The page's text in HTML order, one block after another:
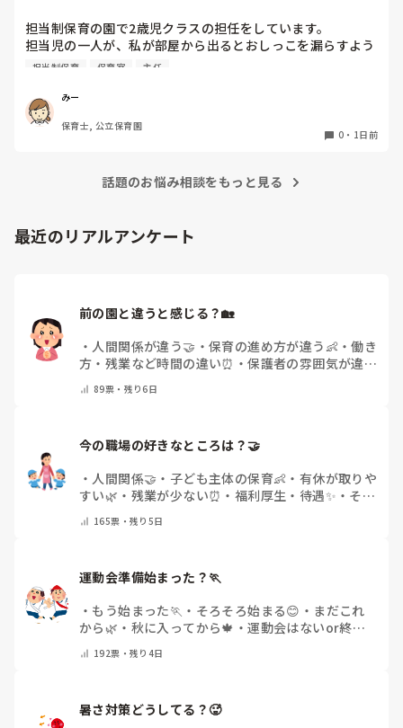
家でもやることはあります。
日常生活すら支障をきたすほどになりました。
椅子に座って作業をすれば？
と、園で言われました。
なので、子ども椅子程度の高さの踏み台に座って、試してみ
ただじっと座っていても、5分も座ればお尻に痛みがきま
体をひねる、少し立ち上がる、体を折りたたむような姿勢に
腰痛、膝痛お持ちの方は、どの程度の痛みで働かれているの
でしょうか。
痛みには強い方と思っていました。
今回は、今少し治まっている痛みがぶり返したどうしようと
いう思いもあり、ちょっと無理かも…と思い始めています。
に行ってより酷くなって帰ってきたことがあり、怖くて行け
担当制保育の園で2歳児クラスの担任をしています。
担当児の一人が、私が部屋から出るとおしっこを漏らすよう
になりました。
4月から私への執着が強かったのですが、特に寝かしつけの
時に私がそばに行かないと繰り返し大きい声で呼んだり私が
寝かしつけしている子にちょっかいを出したり、何回もトイ
パンツで寝れる子が増えてきて、寝かしつけの時にトイレに
しかし寝かしつけに入る前にトイレでしっかり排尿している
ので、その子には待っててねといい外に出ていました。今日
しているように見えると言われました。
日頃からそのことの関わりはしっかり持てるように意識はし
ていますが…
今後どのように関わっていけばいいのか悩んでいます。
担当制保育 保育室 主任
みー
保育士, 公立保育園
0 ・ 1日前
話題のお悩み相談をもっと見る
最近のリアルアンケート
前の園と違うと感じる？🏡
・ 人間関係が違う🤝 ・ 保育の進め方が違う👶 ・働き
方・残業など時間の違い⏰ ・保護者の雰囲気が違う
で教えてください)
89票・ 残り6日
・ 人間関係🤝 ・ 子ども主体の保育👶 ・ 有休が取りや
すい🌿 ・ 残業が少ない⏰ ・ 福利厚生・待遇✨ ・ その
165票・残り5日
運動会準備始まった？🏃
・ もう始まった🏃 ・ そろそろ始まる😊 ・ まだこれ
から🌿 ・ 秋に入ってから🍁 ・運動会はないor終わ
192票・残り4日
暑さ対策どうしてる？🥵